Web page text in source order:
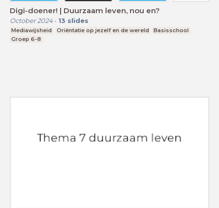
Digi-doener! | Duurzaam leven, nou en?
October 2024- 13 slides
Mediawijsheid Oriëntatie op jezelf en de wereld
Basisschool
Groep 6-8